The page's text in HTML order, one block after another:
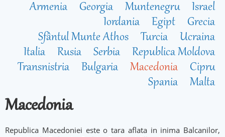
Armenia Georgia Muntenegru
Israel
Iordania
Egipt
Grecia
Sfântul Munte Athos
Turcia
Ucraina
Italia
Rusia Serbia
Republica Moldova
Transnistria
Bulgaria Macedonia
Cipru
Spania
Malta
Macedonia
Republica Macedoniei este o tara aflata in inima Balcanilor,